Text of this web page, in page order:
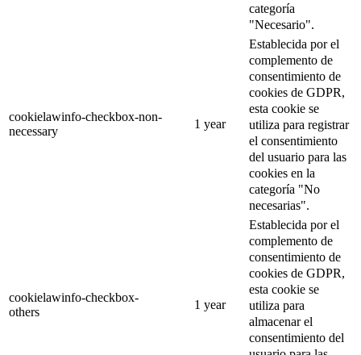
categoría
"Necesario".
cookielawinfo-checkbox-non-
necessary
1 year
Establecida por el
complemento de
consentimiento de
cookies de GDPR,
esta cookie se
utiliza para registrar
el consentimiento
del usuario para las
cookies en la
categoría "No
necesarias".
cookielawinfo-checkbox-
others
1 year
Establecida por el
complemento de
consentimiento de
cookies de GDPR,
esta cookie se
utiliza para
almacenar el
consentimiento del